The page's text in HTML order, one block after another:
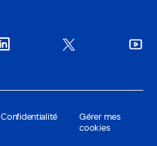
Confidentialité
Gérer mes
cookies